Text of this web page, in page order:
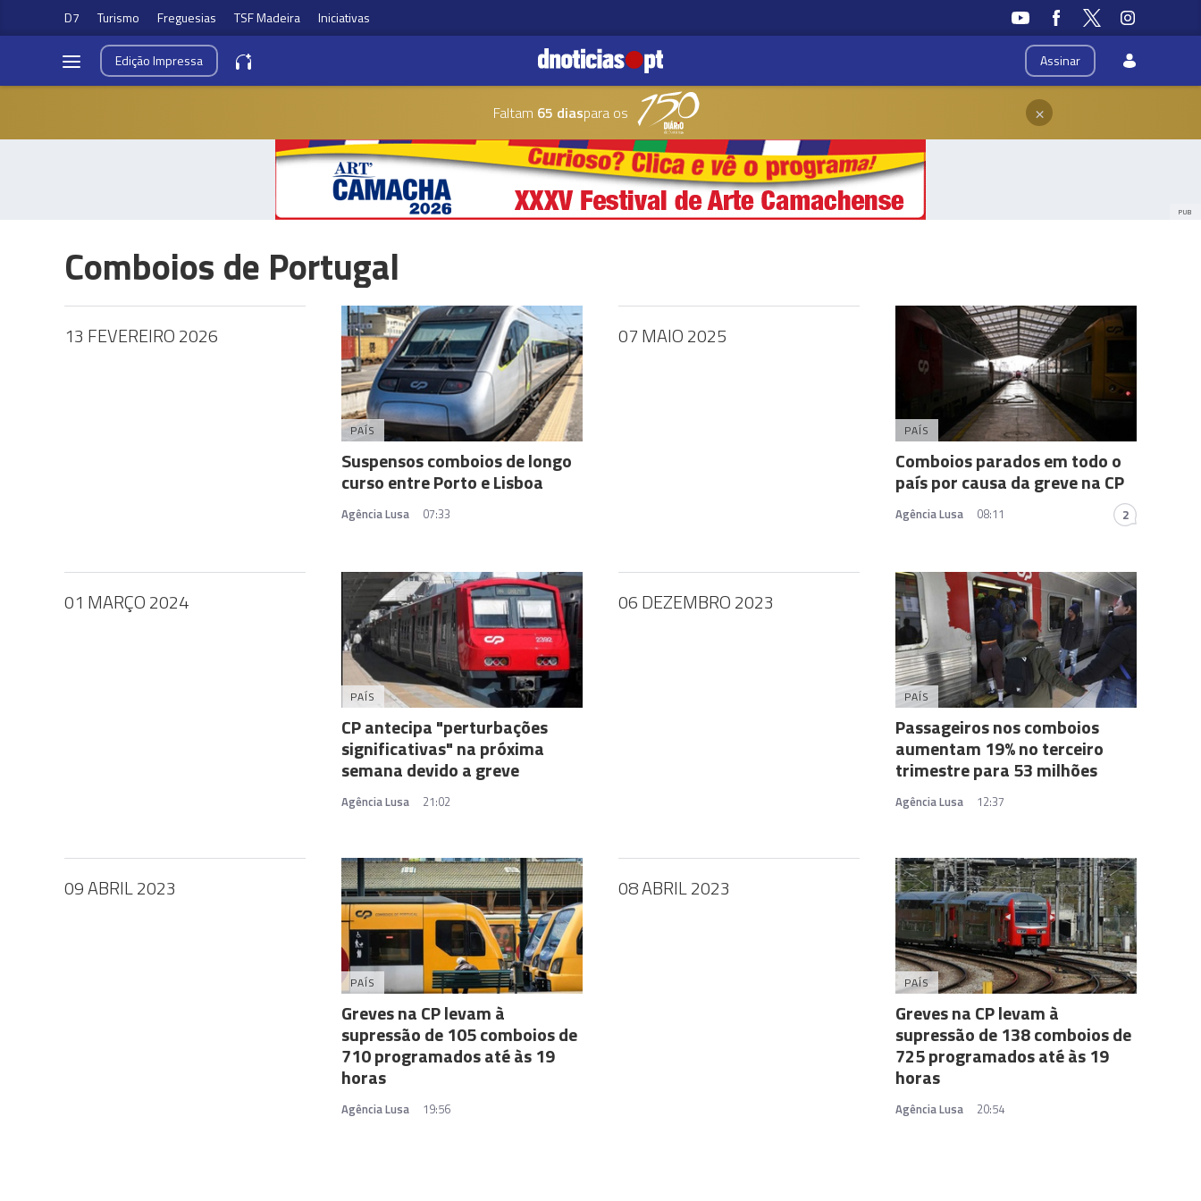
D7 Turismo Freguesias TSF Madeira Iniciativas
Assinar
EdiçãoImpressa
Faltam 65 diaspara os ×
PUB
Comboios de Portugal
13 FEVEREIRO 2026
PAÍS
Suspensos comboios de longo
curso entre Porto e Lisboa
Agência Lusa 07:33
07 MAIO 2025
PAÍS
Comboios parados em todo o
país por causa da greve na CP
Agência Lusa 08:11 2
01 MARÇO 2024
PAÍS
CP antecipa "perturbações
significativas" na próxima
semana devido a greve
Agência Lusa 21:02
06 DEZEMBRO 2023
PAÍS
Passageiros nos comboios
aumentam 19% no terceiro
trimestre para 53 milhões
Agência Lusa 12:37
09 ABRIL 2023
PAÍS
Greves na CP levam à
supressão de 105 comboios de
710 programados até às 19
horas
Agência Lusa 19:56
08 ABRIL 2023
PAÍS
Greves na CP levam à
supressão de 138 comboios de
725 programados até às 19
horas
Agência Lusa 20:54